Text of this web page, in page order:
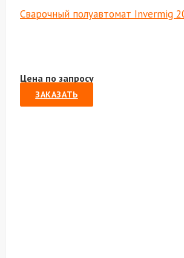
Сварочный полуавтомат Invermig
Цена по запросу
ЗАКАЗАТЬ